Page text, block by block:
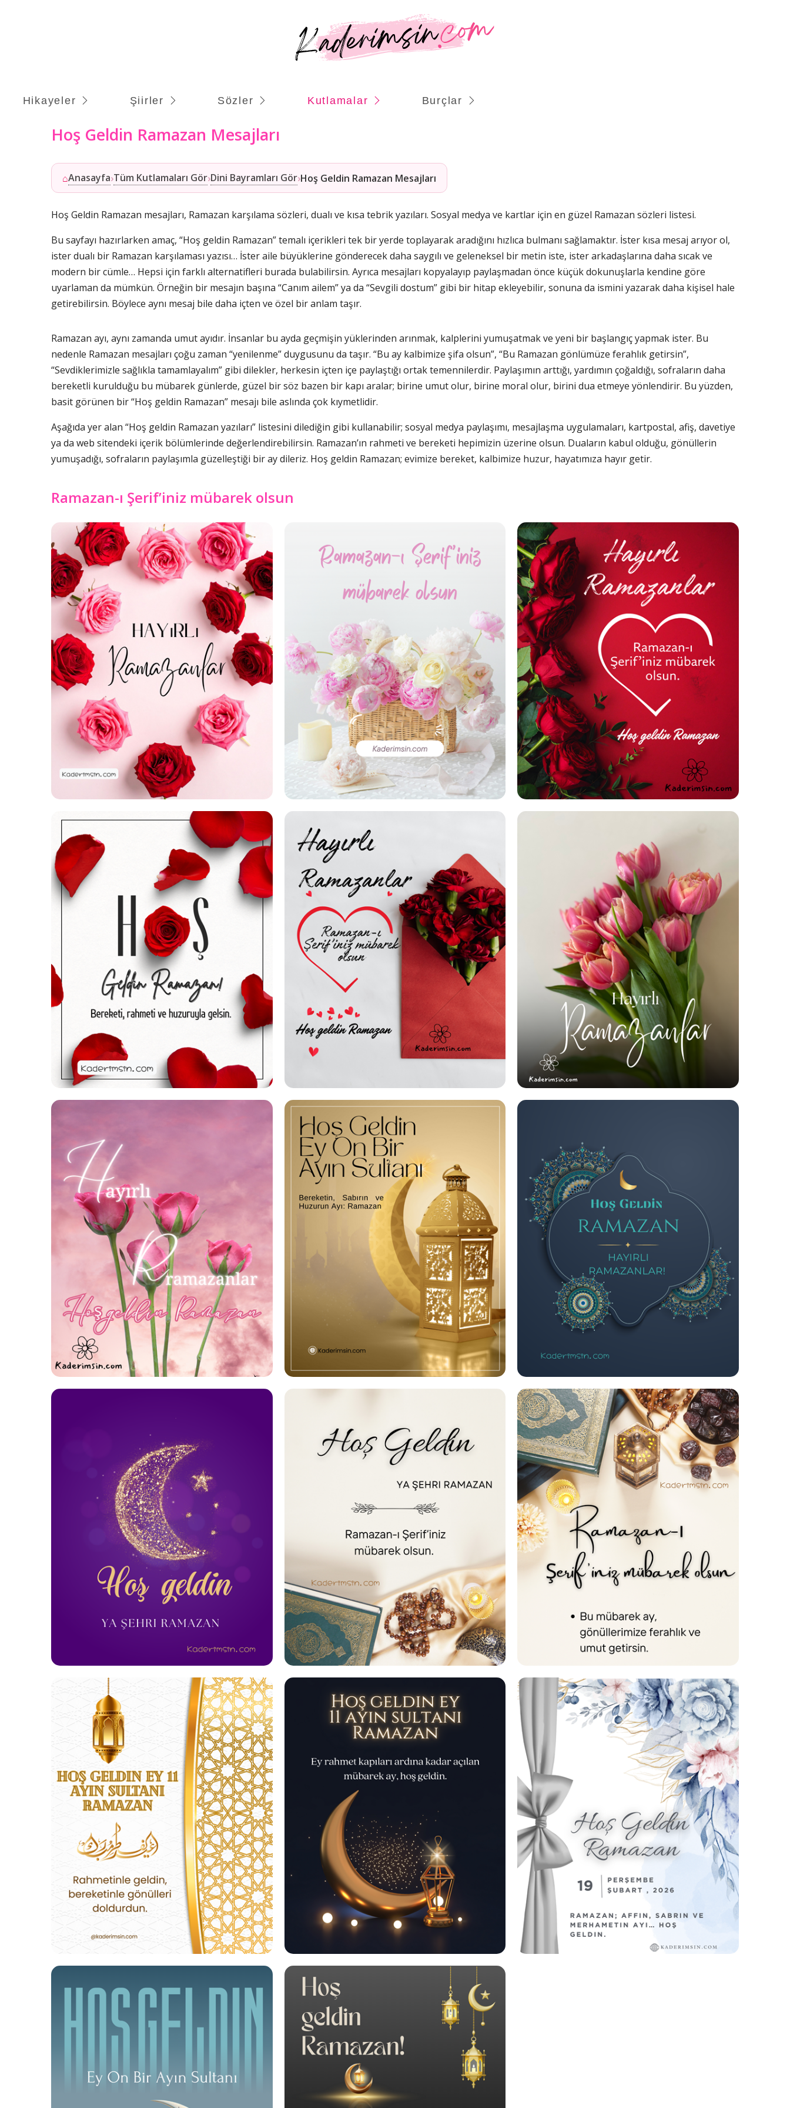
Hikayeler Şiirler Sözler Kutlamalar Burçlar
Hoş Geldin Ramazan Mesajları
⌂Anasayfa›Tüm Kutlamaları Gör›Dini Bayramları Gör›Hoş Geldin Ramazan Mesajları
Hoş Geldin Ramazan mesajları, Ramazan karşılama sözleri, dualı ve kısa tebrik yazıları. Sosyal medya ve kartlar için en güzel Ramazan sözleri listesi.
Bu sayfayı hazırlarken amaç, “Hoş geldin Ramazan” temalı içerikleri tek bir yerde toplayarak aradığını hızlıca bulmanı sağlamaktır. İster kısa mesaj arıyor ol,
ister dualı bir Ramazan karşılaması yazısı… İster aile büyüklerine gönderecek daha saygılı ve geleneksel bir metin iste, ister arkadaşlarına daha sıcak ve
modern bir cümle… Hepsi için farklı alternatifleri burada bulabilirsin. Ayrıca mesajları kopyalayıp paylaşmadan önce küçük dokunuşlarla kendine göre
uyarlaman da mümkün. Örneğin bir mesajın başına “Canım ailem” ya da “Sevgili dostum” gibi bir hitap ekleyebilir, sonuna da ismini yazarak daha kişisel hale
getirebilirsin. Böylece aynı mesaj bile daha içten ve özel bir anlam taşır.
Ramazan ayı, aynı zamanda umut ayıdır. İnsanlar bu ayda geçmişin yüklerinden arınmak, kalplerini yumuşatmak ve yeni bir başlangıç yapmak ister. Bu
nedenle Ramazan mesajları çoğu zaman “yenilenme” duygusunu da taşır. “Bu ay kalbimize şifa olsun”, “Bu Ramazan gönlümüze ferahlık getirsin”,
“Sevdiklerimizle sağlıkla tamamlayalım” gibi dilekler, herkesin içten içe paylaştığı ortak temennilerdir. Paylaşımın arttığı, yardımın çoğaldığı, sofraların daha
bereketli kurulduğu bu mübarek günlerde, güzel bir söz bazen bir kapı aralar; birine umut olur, birine moral olur, birini dua etmeye yönlendirir. Bu yüzden,
basit görünen bir “Hoş geldin Ramazan” mesajı bile aslında çok kıymetlidir.
Aşağıda yer alan “Hoş geldin Ramazan yazıları” listesini dilediğin gibi kullanabilir; sosyal medya paylaşımı, mesajlaşma uygulamaları, kartpostal, afiş, davetiye
ya da web sitendeki içerik bölümlerinde değerlendirebilirsin. Ramazan’ın rahmeti ve bereketi hepimizin üzerine olsun. Duaların kabul olduğu, gönüllerin
yumuşadığı, sofraların paylaşımla güzelleştiği bir ay dileriz. Hoş geldin Ramazan; evimize bereket, kalbimize huzur, hayatımıza hayır getir.
Ramazan-ı Şerif’iniz mübarek olsun